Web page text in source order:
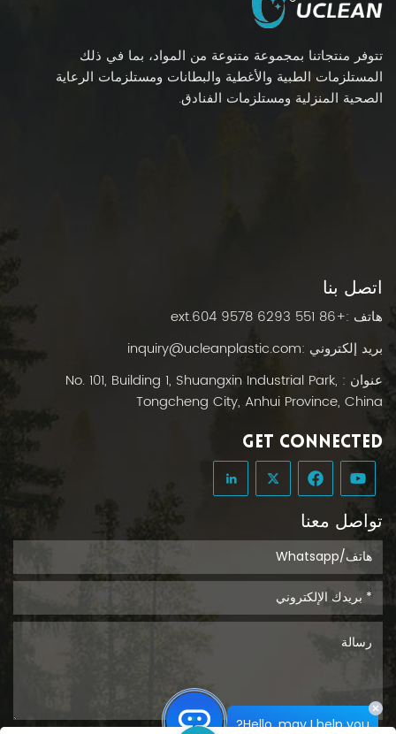
تستخدم لمرة واحدة جزءًا أساسيًا من بروتوكولها
الجراحي.تبسيط عملية العد = تعزيز سلامة المرضىيُعدّ عدّ
الشاش يدويًا عرضةً للخطأ البشري، لا سيما أثناء العمليات
الجراحية الطويلة أو الطارئة. وقد تؤدي الأخطاء في العدّ إلى
بقاء الأدوات الجراحية داخل الجسم، وهو خطأ جسيم لا ينبغي
أن يحدث أبدًا، ويؤثر على آلاف المرضى حول العالم
قرارات سريرية أفضلليست جميع الإسفنجات متساوية،
وكذلك السوائل التي تمتصها. يُعد التقييم الدقيق لفقدان
الدم والإفرازات أمرًا بالغ الأهمية للمراقبة والتوثيق بعد
العملية الجراحية.بفضل مادة البولي إيثيلين عالية الشفافية
والمصنوعة من مواد طبية، توفر أكياس الإسفنج الخاصة بنا
ما يلي:رؤية واضحة للون الإسفنجة ومستوى التشبع وحجم
السائل.سهولة التمييز بين المحلول الملحي والدم وسوائل
في حالات الصدمات، وأمراض النساء والتوليد، وجراحات
فحسب، بل تعززها أيضاً. دقة التوثيق السريريمما يؤثر بشكل
مباشر على الفواتير، وتقارير الجودة، ونتائج المرضى. مصمم
للحياة - وللامتثالتُعدّ أكياس عدّ الإسفنج التي تُستخدم لمرة
واحدة أكثر من مجرد أداة عملية، فهي استراتيجية للحدّ من
المخاطر. فمن خلال تقليل التلامس المباشر مع الإسفنج
الملوث، فإنها:تقليل التعرض لمسببات الأمراض المنقولة
بالدم، والقضاء على مخاطر التلوث المتبادل المرتبطة
بأسطح العمل المصنوعة من الأقمشة القابلة لإعادة
الخاضعة للرقابة - لا غسيل، ولا تتبع. بالنسبة لأخصائيي
هذا يعني انخفاض التعقيد التشغيلي, تقليل متاعب الامتثال، و
راحة بال أكبر. هل أنت مستعد لتحديث بروتوكول غرفة
العمليات الخاصة بك؟ مع يو كلين?أتقنت شركة UCLEAN
تتوفر منتجاتنا بمجموعة متنوعة من المواد، بما في ذلك
المستلزمات الطبية والأغطية والبطانات ومستلزمات الرعاية
الصحية المنزلية ومستلزمات الفنادق.
اتصل بنا
هاتف :+86 551 6293 9578 ext.604
بريد إلكتروني :inquiry@ucleanplastic.com
عنوان : No. 101, Building 1, Shuangxin Industrial Park,
Tongcheng City, Anhui Province, China
GET CONNECTED
تواصل معنا
Hello, may I help you?